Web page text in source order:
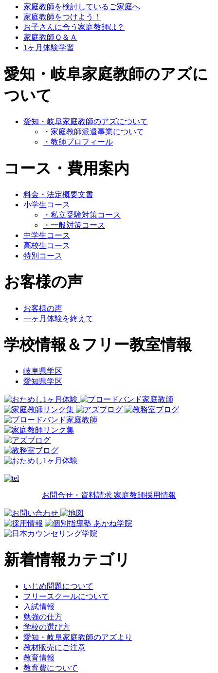
家庭教師を検討しているご家庭へ
家庭教師をつけよう！
お子さんに合う家庭教師は？
家庭教師Ｑ＆Ａ
1ヶ月体験学習
愛知・岐阜家庭教師のアズに
ついて
愛知・岐阜家庭教師のアズについて
・家庭教師派遣事業について
・教師プロフィール
コース・費用案内
料金・法定概要文書
小学生コース
・私立受験対策コース
・一般対策コース
中学生コース
高校生コース
特別コース
お客様の声
お客様の声
一ヶ月体験を終えて
学校情報＆フリー教室情報
岐阜県学区
愛知県学区
お問合せ・資料請求 家庭教師採用情報
新着情報カテゴリ
いじめ問題について
フリースクールについて
入試情報
勉強の仕方
学校の選び方
愛知・岐阜家庭教師のアズより
教材販売にご注意
教育情報
教育費について